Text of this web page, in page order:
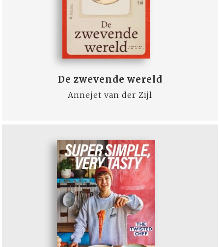
De zwevende wereld
Annejet van der Zijl